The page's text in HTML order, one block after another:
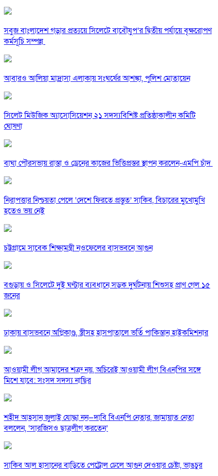
সবুজ বাংলাদেশ গড়ার প্রত্যয়ে সিলেটে বাবৌযুপ’র দ্বিতীয় পর্যায়ে বৃক্ষরোপণ
কর্মসূচি সম্পন্ন
আবারও আলিয়া মাদ্রাসা এলাকায় সংঘর্ষের আশঙ্কা, পুলিশ মোতায়েন
সিলেট মিউজিক অ্যাসোসিয়েশন ২১ সদস্যবিশিষ্ট প্রতিষ্ঠাকালীন কমিটি
ঘোষণা
বাঘা পৌরসভায় রাস্তা ও ড্রেনের কাজের ভিত্তিপ্রস্তর স্থাপন করলেন-এমপি চাঁদ
নিরাপত্তার নিশ্চয়তা পেলে ‘দেশে ফিরতে প্রস্তুত’ সাকিব, বিচারের মুখোমুখি
হতেও ভয় নেই
চট্টগ্রামে সাবেক শিক্ষামন্ত্রী নওফেলের বাসভবনে আগুন
বগুড়ায় ও সিলেটে দুই ঘণ্টার ব্যবধানে সড়ক দুর্ঘটনায় শিশুসহ প্রাণ গেল ১৫
জনের
ঢাকায় বাসভবনে অগ্নিকাণ্ড, স্ত্রীসহ হাসপাতালে ভর্তি পাকিস্তান হাইকমিশনার
আওয়ামী লীগ আমাদের শত্রু নয়, অচিরেই আওয়ামী লীগ বিএনপির সঙ্গে
মিশে যাবে: সংসদ সদস্য নাছির
শহীদ আহসান জুলাই যোদ্ধা নন—দাবি বিএনপি নেতার, জামায়াত নেতা
বললেন, ‘সারজিসও ছাত্রলীগ করতেন’
সাকিব আল হাসানের বাড়িতে পেট্রোল ঢেলে আগুন দেওয়ার চেষ্টা, ভাঙচুর